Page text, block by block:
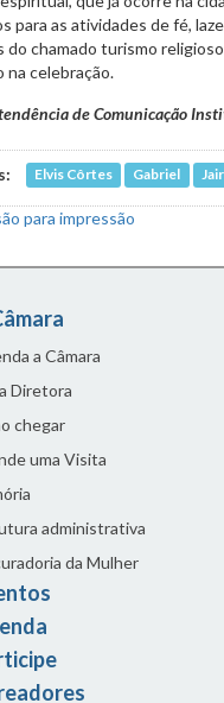
para as atividades de fé,
do chamado turismo
na celebração.
de Comunicação
Elvis Côrtes Gabriel
para impressão
a Câmara
Diretora
chegar
uma Visita
administrativa
da Mulher